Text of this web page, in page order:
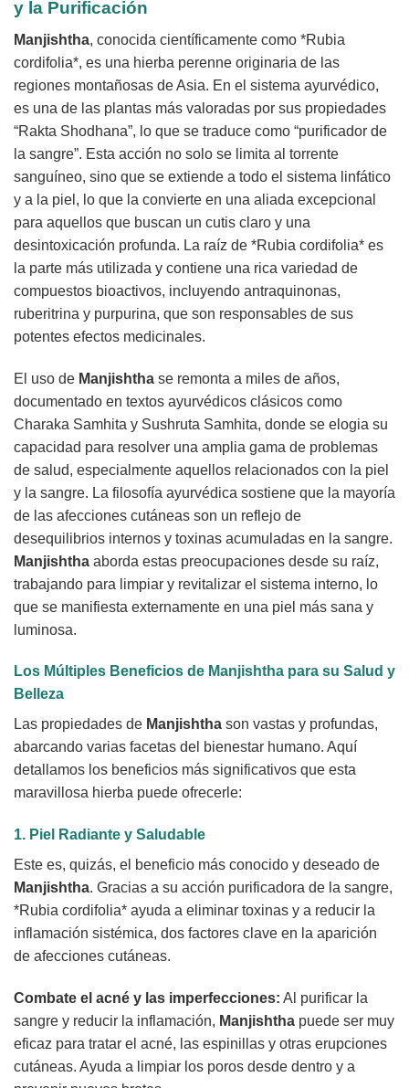
y la Purificación
Manjishtha, conocida científicamente como *Rubia
cordifolia*, es una hierba perenne originaria de las
regiones montañosas de Asia. En el sistema ayurvédico,
es una de las plantas más valoradas por sus propiedades
“Rakta Shodhana”, lo que se traduce como “purificador de
la sangre”. Esta acción no solo se limita al torrente
sanguíneo, sino que se extiende a todo el sistema linfático
y a la piel, lo que la convierte en una aliada excepcional
para aquellos que buscan un cutis claro y una
desintoxicación profunda. La raíz de *Rubia cordifolia* es
la parte más utilizada y contiene una rica variedad de
compuestos bioactivos, incluyendo antraquinonas,
ruberitrina y purpurina, que son responsables de sus
potentes efectos medicinales.
El uso de Manjishtha se remonta a miles de años,
documentado en textos ayurvédicos clásicos como
Charaka Samhita y Sushruta Samhita, donde se elogia su
capacidad para resolver una amplia gama de problemas
de salud, especialmente aquellos relacionados con la piel
y la sangre. La filosofía ayurvédica sostiene que la mayoría
de las afecciones cutáneas son un reflejo de
desequilibrios internos y toxinas acumuladas en la sangre.
Manjishtha aborda estas preocupaciones desde su raíz,
trabajando para limpiar y revitalizar el sistema interno, lo
que se manifiesta externamente en una piel más sana y
luminosa.
Los Múltiples Beneficios de Manjishtha para su Salud y
Belleza
Las propiedades de Manjishtha son vastas y profundas,
abarcando varias facetas del bienestar humano. Aquí
detallamos los beneficios más significativos que esta
maravillosa hierba puede ofrecerle:
1. Piel Radiante y Saludable
Este es, quizás, el beneficio más conocido y deseado de
Manjishtha. Gracias a su acción purificadora de la sangre,
*Rubia cordifolia* ayuda a eliminar toxinas y a reducir la
inflamación sistémica, dos factores clave en la aparición
de afecciones cutáneas.
Combate el acné y las imperfecciones: Al purificar la
sangre y reducir la inflamación, Manjishtha puede ser muy
eficaz para tratar el acné, las espinillas y otras erupciones
cutáneas. Ayuda a limpiar los poros desde dentro y a